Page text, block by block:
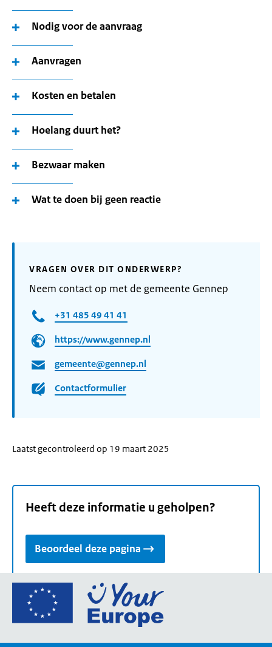
Nodig voor de aanvraag
Aanvragen
Kosten en betalen
Hoelang duurt het?
Bezwaar maken
Wat te doen bij geen reactie
VRAGEN OVER DIT ONDERWERP?
Neem contact op met de gemeente Gennep
+31 485 49 41 41
https://www.gennep.nl
gemeente@gennep.nl
Contactformulier
Laatst gecontroleerd op 19 maart 2025
Heeft deze informatie u geholpen?
Beoordeel deze pagina
Ga
de